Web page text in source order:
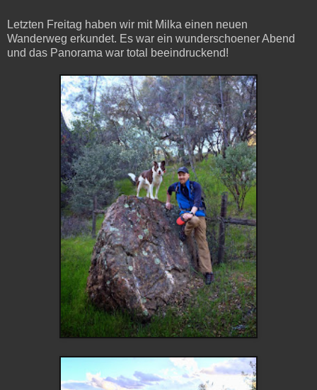
Letzten Freitag haben wir mit Milka einen neuen
Wanderweg erkundet. Es war ein wunderschoener Abend
und das Panorama war total beeindruckend!